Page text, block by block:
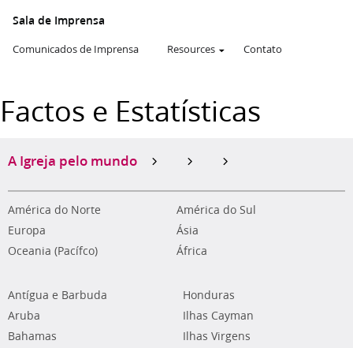
Sala de Imprensa
Comunicados de Imprensa Resources Contato
Factos e Estatísticas
A Igreja pelo mundo
América do Norte
América do Sul
Europa
Ásia
Oceania (Pacífco)
África
Antígua e Barbuda
Aruba
Bahamas
Honduras
Ilhas Cayman
Ilhas Virgens